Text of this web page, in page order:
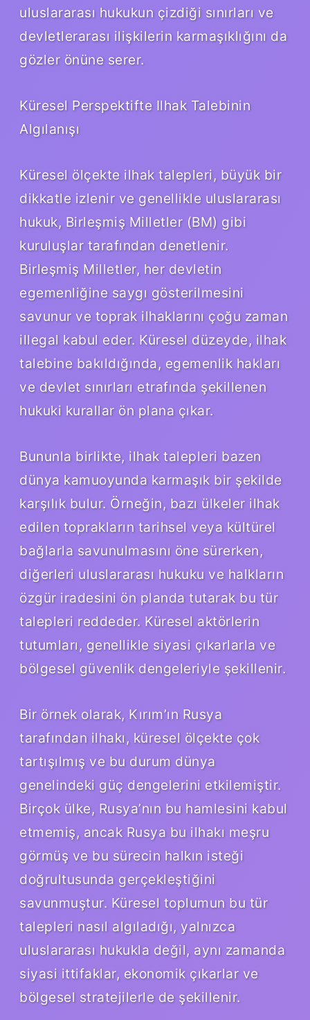
uluslararası hukukun çizdiği sınırları ve
devletlerarası ilişkilerin karmaşıklığını da
gözler önüne serer.
Küresel Perspektifte Ilhak Talebinin
Algılanışı
Küresel ölçekte ilhak talepleri, büyük bir
dikkatle izlenir ve genellikle uluslararası
hukuk, Birleşmiş Milletler (BM) gibi
kuruluşlar tarafından denetlenir.
Birleşmiş Milletler, her devletin
egemenliğine saygı gösterilmesini
savunur ve toprak ilhaklarını çoğu zaman
illegal kabul eder. Küresel düzeyde, ilhak
talebine bakıldığında, egemenlik hakları
ve devlet sınırları etrafında şekillenen
hukuki kurallar ön plana çıkar.
Bununla birlikte, ilhak talepleri bazen
dünya kamuoyunda karmaşık bir şekilde
karşılık bulur. Örneğin, bazı ülkeler ilhak
edilen toprakların tarihsel veya kültürel
bağlarla savunulmasını öne sürerken,
diğerleri uluslararası hukuku ve halkların
özgür iradesini ön planda tutarak bu tür
talepleri reddeder. Küresel aktörlerin
tutumları, genellikle siyasi çıkarlarla ve
bölgesel güvenlik dengeleriyle şekillenir.
Bir örnek olarak, Kırım’ın Rusya
tarafından ilhakı, küresel ölçekte çok
tartışılmış ve bu durum dünya
genelindeki güç dengelerini etkilemiştir.
Birçok ülke, Rusya’nın bu hamlesini kabul
etmemiş, ancak Rusya bu ilhakı meşru
görmüş ve bu sürecin halkın isteği
doğrultusunda gerçekleştiğini
savunmuştur. Küresel toplumun bu tür
talepleri nasıl algıladığı, yalnızca
uluslararası hukukla değil, aynı zamanda
siyasi ittifaklar, ekonomik çıkarlar ve
bölgesel stratejilerle de şekillenir.